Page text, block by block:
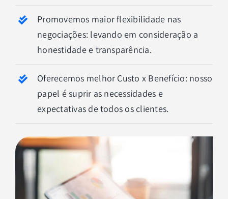
Promovemos maior flexibilidade nas
negociações: levando em consideração a
honestidade e transparência.
Oferecemos melhor Custo x Benefício: nosso
papel é suprir as necessidades e
expectativas de todos os clientes.